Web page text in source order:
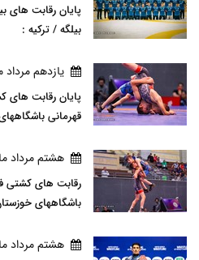
پایان رقابت های
بیلگه / ترکیه :
يازدهم مرداد ماه
پایان رقابت های
قهرمانی
هشتم مرداد ماه
رقابت های کشتی
باشگاههای
هشتم مرداد ماه